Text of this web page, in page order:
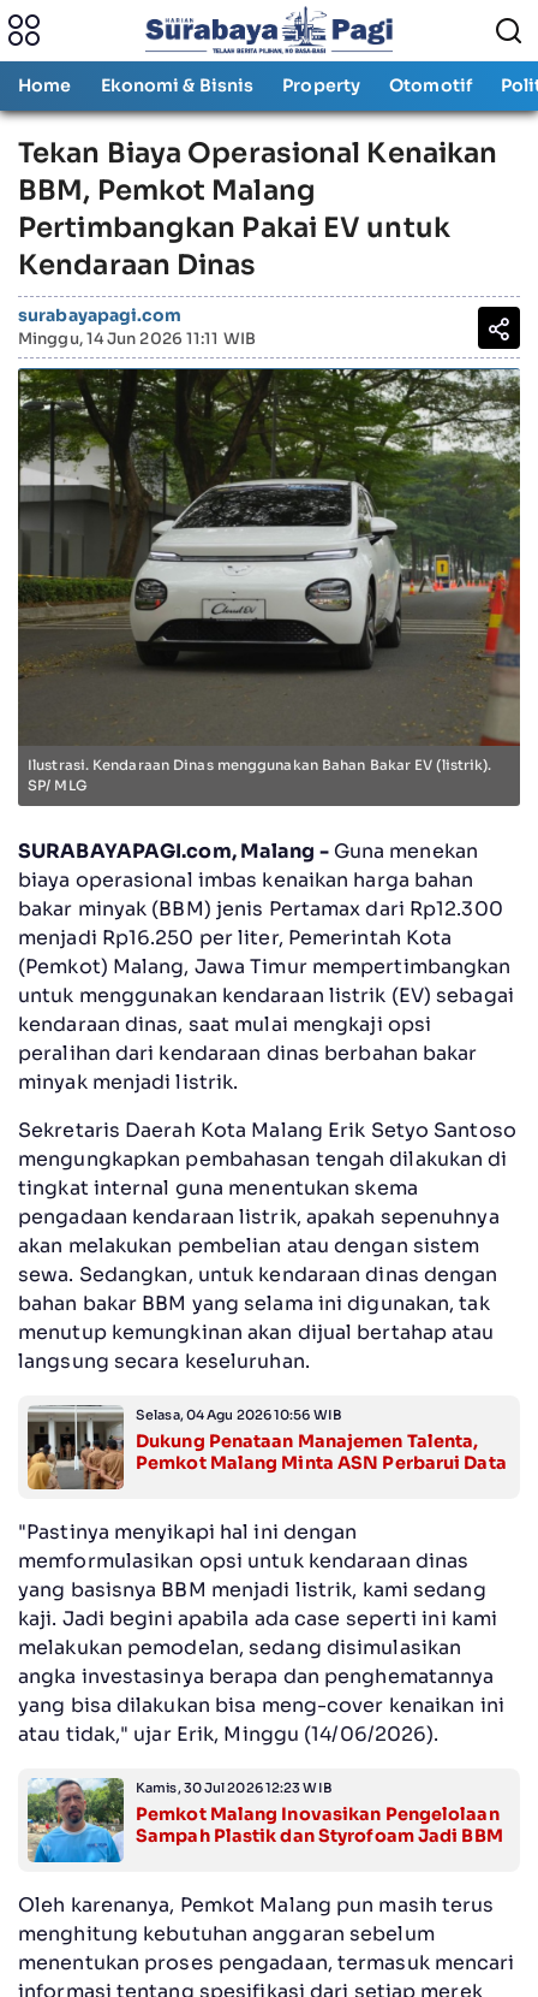
Home Ekonomi & Bisnis Property Otomotif
Tekan Biaya Operasional Kenaikan
BBM, Pemkot Malang
Pertimbangkan Pakai EV untuk
Kendaraan Dinas
surabayapagi.com
Minggu, 14 Jun 2026 11:11 WIB
Ilustrasi. Kendaraan Dinas menggunakan Bahan Bakar EV (listrik).
SP/ MLG
SURABAYAPAGI.com, Malang -Guna menekan
biaya operasional imbas kenaikan harga bahan
bakar minyak (BBM) jenis Pertamax dari Rp12.300
menjadi Rp16.250 per liter, Pemerintah Kota
(Pemkot) Malang, Jawa Timur mempertimbangkan
untuk menggunakan kendaraan listrik (EV) sebagai
kendaraan dinas, saat mulai mengkaji opsi
peralihan dari kendaraan dinas berbahan bakar
minyak menjadi listrik.
Sekretaris Daerah Kota Malang Erik Setyo Santoso
mengungkapkan pembahasan tengah dilakukan di
tingkat internal guna menentukan skema
pengadaan kendaraan listrik, apakah sepenuhnya
akan melakukan pembelian atau dengan sistem
sewa. Sedangkan, untuk kendaraan dinas dengan
bahan bakar BBM yang selama ini digunakan, tak
menutup kemungkinan akan dijual bertahap atau
langsung secara keseluruhan.
Selasa, 04 Agu 2026 10:56 WIB
Dukung Penataan Manajemen Talenta,
Pemkot Malang Minta ASN Perbarui Data
"Pastinya menyikapi hal ini dengan
memformulasikan opsi untuk kendaraan dinas
yang basisnya BBM menjadi listrik, kami sedang
kaji. Jadi begini apabila ada case seperti ini kami
melakukan pemodelan, sedang disimulasikan
angka investasinya berapa dan penghematannya
yang bisa dilakukan bisa meng-cover kenaikan ini
atau tidak," ujar Erik, Minggu (14/06/2026).
Kamis, 30 Jul 2026 12:23 WIB
Pemkot Malang Inovasikan Pengelolaan
Sampah Plastik dan Styrofoam Jadi BBM
Oleh karenanya, Pemkot Malang pun masih terus
menghitung kebutuhan anggaran sebelum
menentukan proses pengadaan, termasuk mencari
informasi tentang spesifikasi dari setiap merek